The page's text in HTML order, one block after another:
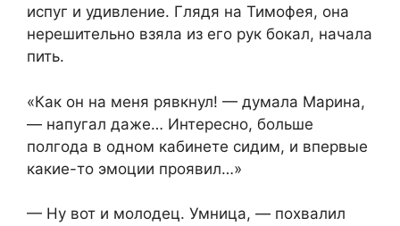
испуг и удивление. Глядя на Тимофея, она
нерешительно взяла из его рук бокал, начала
пить.
«Как он на меня рявкнул! — думала Марина,
— напугал даже… Интересно, больше
полгода в одном кабинете сидим, и впервые
какие-то эмоции проявил…»
— Ну вот и молодец. Умница, — похвалил